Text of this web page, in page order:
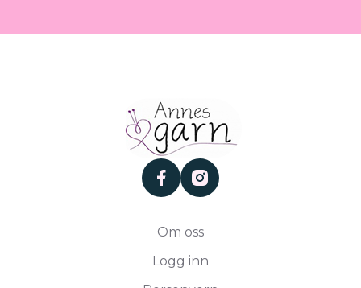
facebookinstagram
Om oss
Logg inn